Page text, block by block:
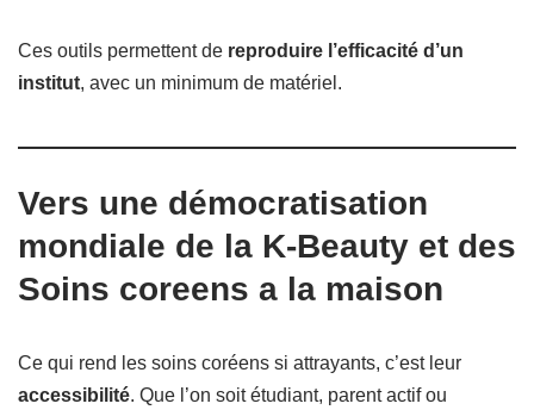
Ces outils permettent de reproduire l’efficacité d’un
institut, avec un minimum de matériel.
Vers une démocratisation
mondiale de la K-Beauty et des
Soins coreens a la maison
Ce qui rend les soins coréens si attrayants, c’est leur
accessibilité. Que l’on soit étudiant, parent actif ou